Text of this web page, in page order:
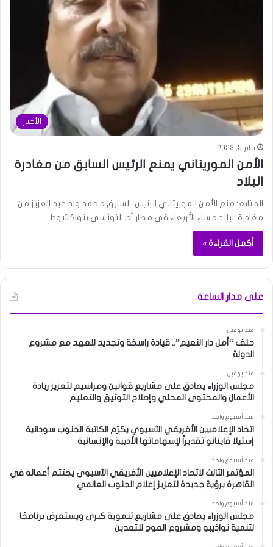
الأخبار
يناير 5, 2023
الأمن الموريتاني يمنع الرئيس السابق من مغادرة
البلاد
المتابع: منع الأمن الموريتاني الرئيس السابق محمد ولد عبد العزيز من
مغادرة البلاد مساء الأربعاء في مطار أم التونسي بنواكشوط.…
أكمل القراءة »
على مدار الساعة
منذ يومين
حلف “أمل دار النعيم”.. قيادة راسخة وتجديد للعهد مع مشروع
الدولة
منذ يومين
مجلس الوزراء يصادق على مشاريع قوانين ومراسيم لتعزيز ريادة
الأعمال والمحتوى المحلي وإصلاح التوثيق والتعليم
منذ أسبوع واحد
اتحاد الإعلاميين الأفريقي الآسيوي يكرّم الكاتبة الجنوب سودانية
إستيلا قايتانو تقديراً لإسهاماتها الأدبية والإنسانية
منذ أسبوع واحد
المؤتمر الثالث لاتحاد الإعلاميين الأفريقي الآسيوي يختتم أعماله في
القاهرة برؤية جديدة لتعزيز إعلام الجنوب العالمي
منذ أسبوع واحد
مجلس الوزراء يصادق على مشاريع تنموية كبرى ويستعرض برنامجًا
لتنمية نواذيبو ومشروع العوج للتعدين